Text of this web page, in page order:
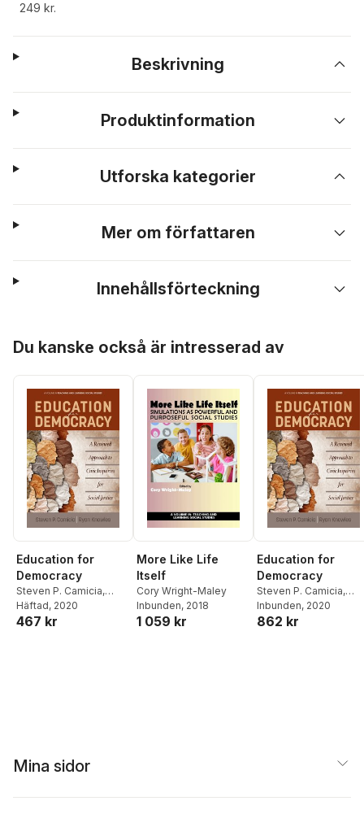
249 kr.
Beskrivning
Produktinformation
Utforska kategorier
Mer om författaren
Innehållsförteckning
Du kanske också är intresserad av
Education for
Democracy
Steven P. Camicia,
Ryan Knowles
Häftad, 2020
467 kr
More Like Life
Itself
Cory Wright-Maley
Inbunden, 2018
1 059 kr
Education for
Democracy
Steven P. Camicia,
Ryan Knowles
Inbunden, 2020
862 kr
Mina sidor